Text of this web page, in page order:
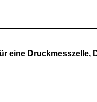
eine Druckmesszelle,